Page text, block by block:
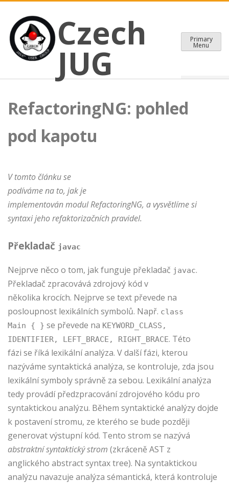
content
Czech JUG
CZECH JAVA USER GROUP
Czech
JUG
Primary
Menu
RefactoringNG: pohled
pod kapotu
V tomto článku se
podíváme na to, jak je
implementován modul RefactoringNG, a vysvětlíme si
syntaxi jeho refaktorizačních pravidel.
Překladač javac
Nejprve něco o tom, jak funguje překladač javac.
Překladač zpracovává zdrojový kód v
několika krocích. Nejprve se text převede na
posloupnost lexikálních symbolů. Např. class
Main { } se převede na KEYWORD_CLASS,
IDENTIFIER, LEFT_BRACE, RIGHT_BRACE. Této
fázi se říká lexikální analýza. V další fázi, kterou
nazýváme syntaktická analýza, se kontroluje, zda jsou
lexikální symboly správně za sebou. Lexikální analýza
tedy provádí předzpracování zdrojového kódu pro
syntaktickou analýzu. Během syntaktické analýzy dojde
k postavení stromu, ze kterého se bude později
generovat výstupní kód. Tento strom se nazývá
abstraktní syntaktický strom (zkráceně AST z
anglického abstract syntax tree). Na syntaktickou
analýzu navazuje analýza sémantická, která kontroluje